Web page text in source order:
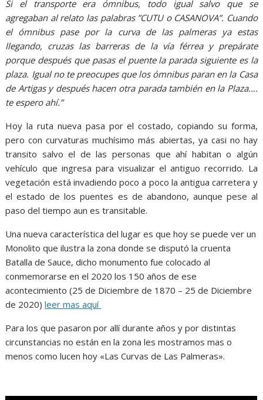
Si el transporte era ómnibus, todo igual salvo que se
agregaban al relato las palabras ”CUTU o CASANOVA”. Cuando
el ómnibus pase por la curva de las palmeras ya estas
llegando, cruzas las barreras de la vía férrea y prepárate
porque después que pasas el puente la parada siguiente es la
plaza. Igual no te preocupes que los ómnibus paran en la Casa
de Artigas y después hacen otra parada también en la Plaza….
te espero ahí.”
Hoy la ruta nueva pasa por el costado, copiando su forma,
pero con curvaturas muchísimo más abiertas, ya casi no hay
transito salvo el de las personas que ahí habitan o algún
vehículo que ingresa para visualizar el antiguo recorrido. La
vegetación está invadiendo poco a poco la antigua carretera y
el estado de los puentes es de abandono, aunque pese al
paso del tiempo aun es transitable.
Una nueva característica del lugar es que hoy se puede ver un
Monolito que ilustra la zona donde se disputó la cruenta
Batalla de Sauce, dicho monumento fue colocado al
conmemorarse en el 2020 los 150 años de ese
acontecimiento (25 de Diciembre de 1870 – 25 de Diciembre
de 2020)leer mas aquí
Para los que pasaron por allí durante años y por distintas
circunstancias no están en la zona les mostramos mas o
menos como lucen hoy «Las Curvas de Las Palmeras».